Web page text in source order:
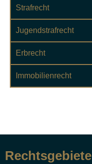
Strafrecht
Jugendstrafrecht
Erbrecht
Immobilienrecht
Rechtsgebiete​